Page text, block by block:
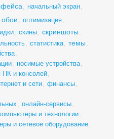
, начальный экран,
обои , оптимизация,
, скины, скриншоты ,
, статистика, темы ,
,
, носимые устройства,
ПК и консолей,
и сети, финансы,
, онлайн-сервисы,
и технологии,
и сетевое оборудование,